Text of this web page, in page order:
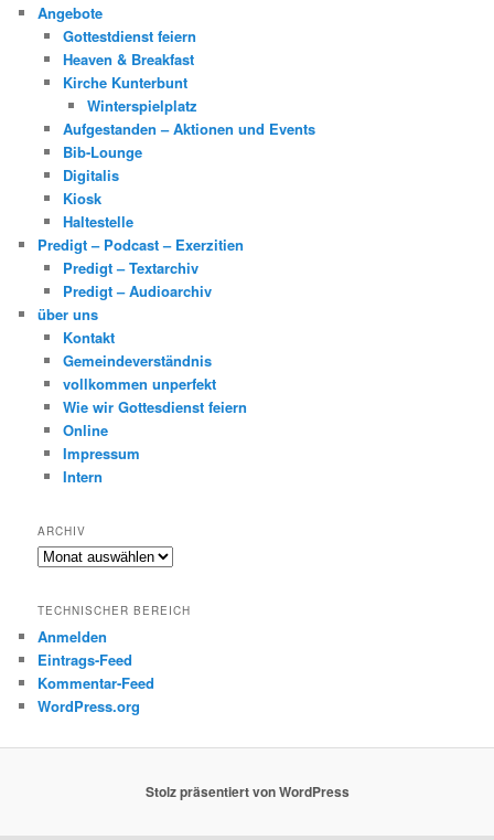
Angebote
Gottestdienst feiern
Heaven & Breakfast
Kirche Kunterbunt
Winterspielplatz
Aufgestanden – Aktionen und Events
Bib-Lounge
Digitalis
Kiosk
Haltestelle
Predigt – Podcast – Exerzitien
Predigt – Textarchiv
Predigt – Audioarchiv
über uns
Kontakt
Gemeindeverständnis
vollkommen unperfekt
Wie wir Gottesdienst feiern
Online
Impressum
Intern
ARCHIV
Archiv
TECHNISCHER BEREICH
Anmelden
Eintrags-Feed
Kommentar-Feed
WordPress.org
Stolz präsentiert von WordPress